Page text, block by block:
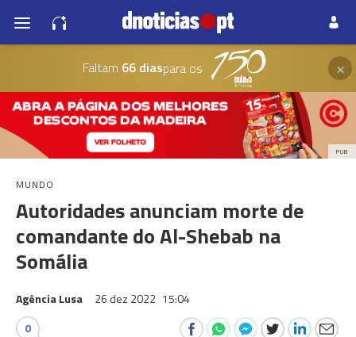
Faltam 66 diaspara os ×
PUB
MUNDO
Autoridades anunciam morte de
comandante do Al-Shebab na
Somália
Agência Lusa 26 dez 2022 15:04
0